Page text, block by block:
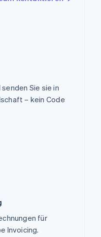
Sie sie in
– kein Code
für
Invoicing.